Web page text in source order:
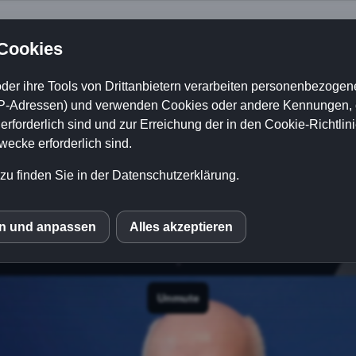
dass du dabei bist
sind
Falls die E-Mail nicht ankommt, schau bitte auch
den Absender als Kontakt, verschiebe die Nachricht
ihre Tools von Drittanbietern verarbeiten
Adressen) und verwenden Cookies oder andere Kennungen,
sind und zur Erreichung der in den Cookie-
erforderlich sind.
finden Sie in der Datenschutzerklärung.
und anpassen Alles akzeptieren